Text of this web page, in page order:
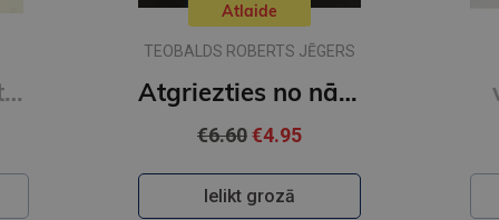
Izkaisītās dzirksteles / Romāns
Atlaide
TEOBALDS ROBERTS JĒGERS
Atgriezties no nāves / komas pacienta pieredze
€6.60€4.95
Ielikt grozā